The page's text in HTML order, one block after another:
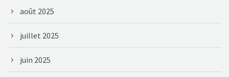
août 2025
juillet 2025
juin 2025